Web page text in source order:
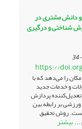
دانش مشتری در
شناختی و درگیری
https://
را می‌دهد که با
و خدمات جدید
پردازش
بر رابطه بین
روش تحقیق
... بیشتر